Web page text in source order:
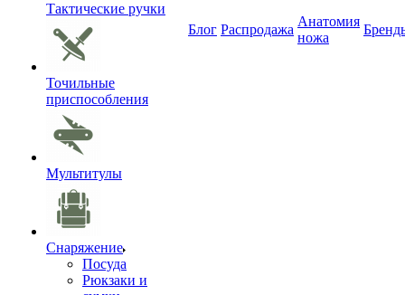
Тактические ручки
Точильные
приспособления
Мультитулы
Снаряжение
Посуда
Рюкзаки и
Блог Распродажа
Анатомия
ножа